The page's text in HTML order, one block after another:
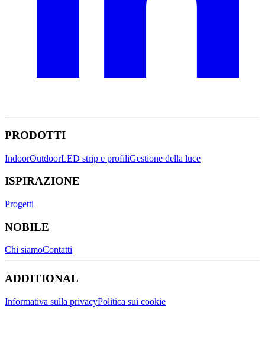
PRODOTTI
IndoorOutdoorLED strip e profiliGestione della luce
ISPIRAZIONE
Progetti
NOBILE
Chi siamoContatti
ADDITIONAL
Informativa sulla privacyPolitica sui cookie